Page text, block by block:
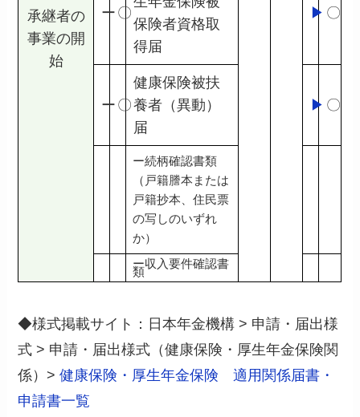
承継者の
事業の開
始
ー 〇
保険者資格取
得届
▶ 〇
ー 〇
健康保険被扶
養者（異動）
届
▶ 〇
ー続柄確認書類
（戸籍謄本または
戸籍抄本、住民票
の写しのいずれ
か）
ー収入要件確認書
類
◆様式掲載サイト：日本年金機構 > 申請・届出様
式 > 申請・届出様式（健康保険・厚生年金保険関
係）>健康保険・厚生年金保険 適用関係届書・
申請書一覧